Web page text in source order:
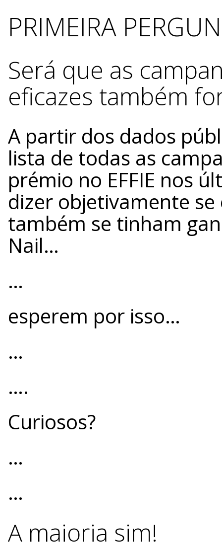
PRIMEIRA
Será que as
eficazes também
A partir dos dados
lista de todas as
prémio no EFFIE nos
dizer objetivamente se
também se tinham
Nail…
…
esperem por isso…
…
….
Curiosos?
…
…
A maioria sim!